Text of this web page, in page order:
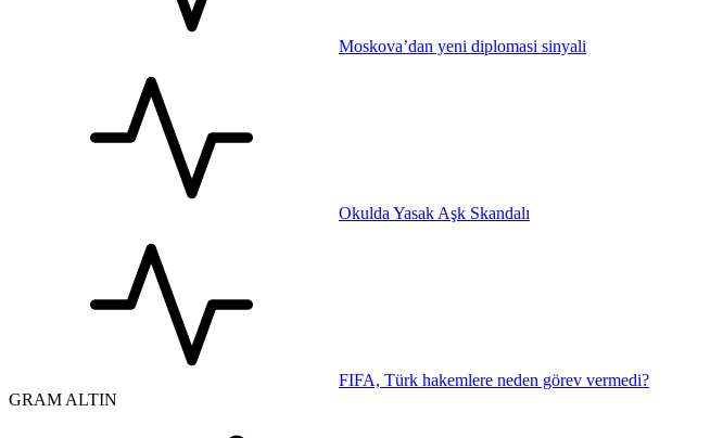
Moskova’dan yeni diplomasi sinyali
Okulda Yasak Aşk Skandalı
FIFA, Türk hakemlere neden görev vermedi?
GRAM ALTIN